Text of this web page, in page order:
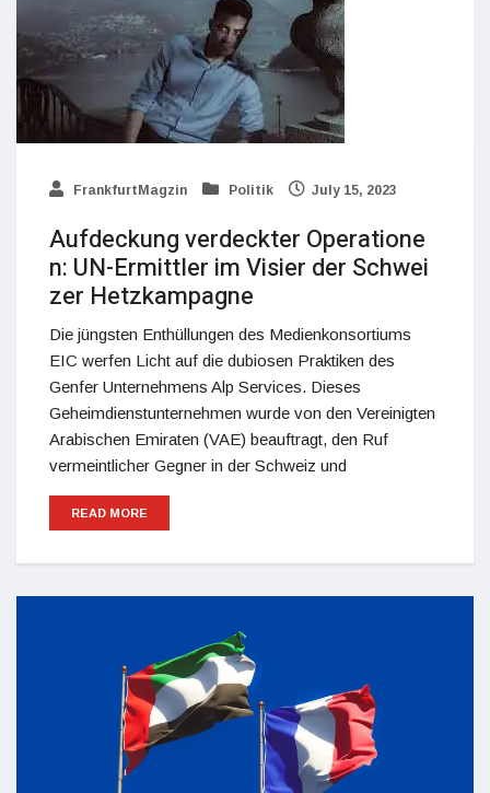
FrankfurtMagzin Politik July 15, 2023
Aufdeckung verdeckter Operatione
n: UN-Ermittler im Visier der Schwei
zer Hetzkampagne
Die jüngsten Enthüllungen des Medienkonsortiums
EIC werfen Licht auf die dubiosen Praktiken des
Genfer Unternehmens Alp Services. Dieses
Geheimdienstunternehmen wurde von den Vereinigten
Arabischen Emiraten (VAE) beauftragt, den Ruf
vermeintlicher Gegner in der Schweiz und
READ MORE